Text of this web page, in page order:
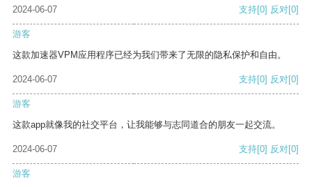
2024-06-07 支持[0] 反对[0]
游客
这款加速器VPM应用程序已经为我们带来了无限的隐私保护和自由。
2024-06-07 支持[0] 反对[0]
游客
这款app就像我的社交平台，让我能够与志同道合的朋友一起交流。
2024-06-07 支持[0] 反对[0]
游客